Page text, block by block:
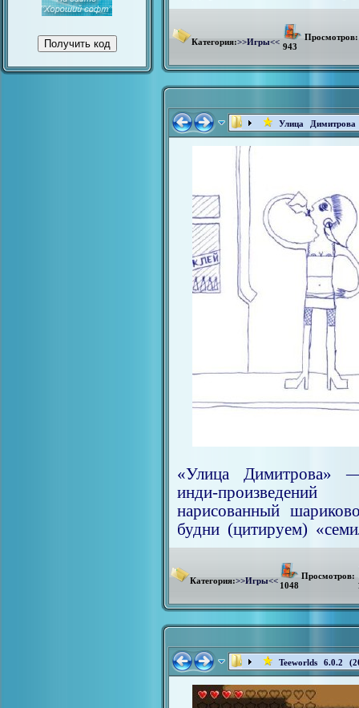
Категория:>>Игры<<
Просмотров:
943
Улица
«Улица Димитрова»
инди-
нарисованный
будни (цитируем)
Категория:>>Игры<<
Просмотров:
1048
Teeworlds 6.0.2